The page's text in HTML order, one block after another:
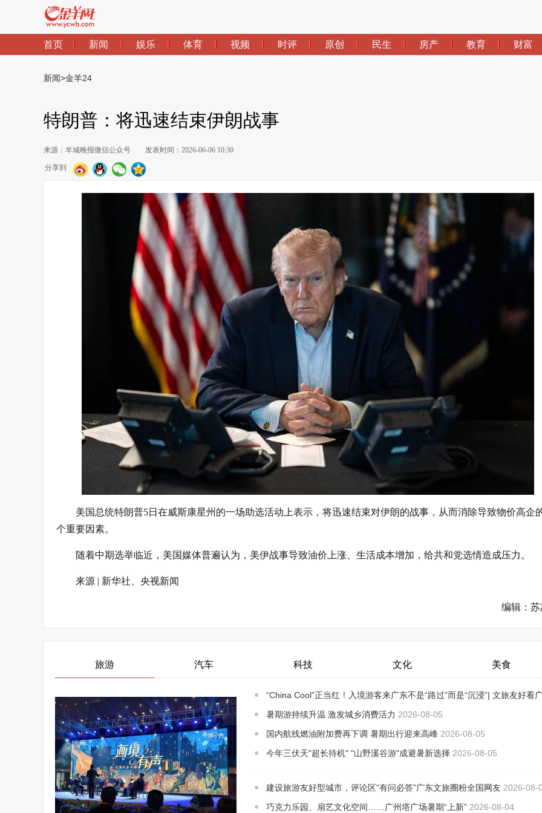
首页 新闻 娱乐 体育 视频 时评 原创 民生 房产 教育 财富
新闻>金羊24
特朗普：将迅速结束伊朗战事
来源：羊城晚报微信公众号 发表时间：2026-06-06 10:30
分享到
美国总统特朗普5日在威斯康星州的一场助选活动上表示，将迅速结束对伊朗的战事，从而消除导致物价高企
个重要因素。
随着中期选举临近，美国媒体普遍认为，美伊战事导致油价上涨、生活成本增加，给共和党选情造成压力。
来源 | 新华社、央视新闻
编辑：